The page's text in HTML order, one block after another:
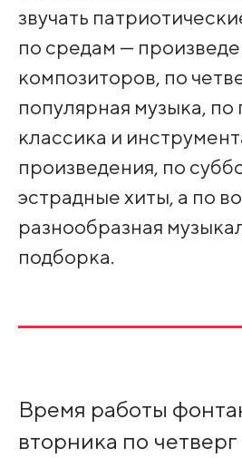
звучать
по средам —
композиторов, по
популярная музыка,
классика и
произведения, по
эстрадные хиты, а по
разнообразная
подборка.
Время работы
вторника по четверг